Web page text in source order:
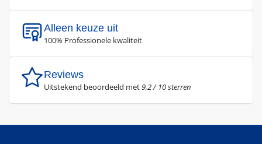
Alleen keuze uit
100% Professionele kwaliteit
Reviews
Uitstekend beoordeeld met9,2 / 10 sterren